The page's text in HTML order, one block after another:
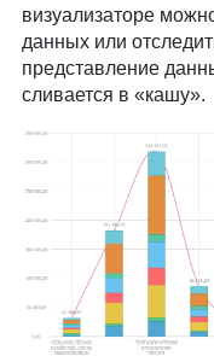
визуализаторе
данных или
представление
сливается в «кашу».